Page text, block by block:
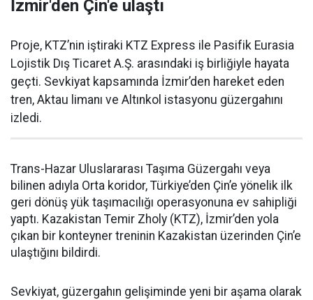
İzmir'den Çin'e ulaştı
Proje, KTZ’nin iştiraki KTZ Express ile Pasifik Eurasia
Lojistik Dış Ticaret A.Ş. arasındaki iş birliğiyle hayata
geçti. Sevkiyat kapsamında İzmir’den hareket eden
tren, Aktau limanı ve Altınkol istasyonu güzergahını
izledi.
Trans-Hazar Uluslararası Taşıma Güzergahı veya
bilinen adıyla Orta koridor, Türkiye’den Çin’e yönelik ilk
geri dönüş yük taşımacılığı operasyonuna ev sahipliği
yaptı. Kazakistan Temir Zholy (KTZ), İzmir’den yola
çıkan bir konteyner treninin Kazakistan üzerinden Çin’e
ulaştığını bildirdi.
Sevkiyat, güzergahın gelişiminde yeni bir aşama olarak